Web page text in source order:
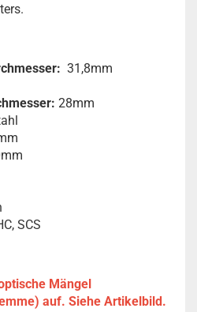
31,8mm
28mm
SCS
Mängel
auf. Siehe Artikelbild.